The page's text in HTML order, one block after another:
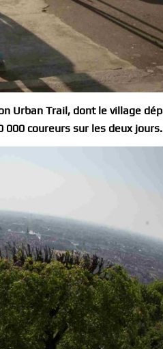
Urban Trail, dont le village
000 coureurs sur les deux jours.